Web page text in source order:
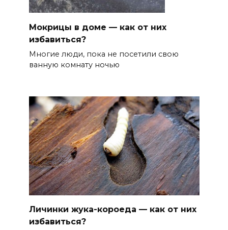
Мокрицы в доме — как от них
избавиться?
Многие люди, пока не посетили свою
ванную комнату ночью
Личинки жука-короеда — как от них
избавиться?